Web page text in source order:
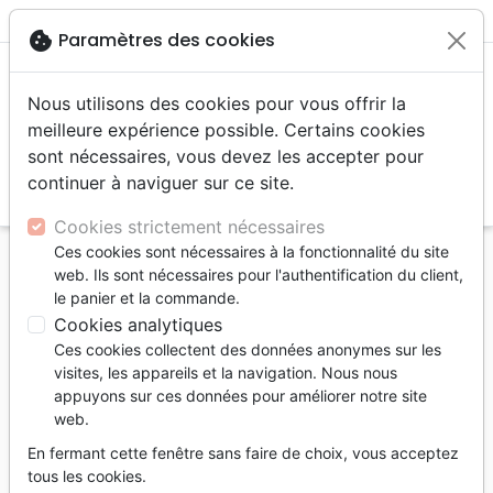
menu
Accueil Auteurs Montet Colin
Colin Montet
Liste des produits par auteur
Filtrertune
Jeunesse Bandes dessinées 6 - 9 ans
cookie Paramètres des cookies
Nous utilisons des cookies pour vous offrir la
meilleure expérience possible. Certains cookies
sont nécessaires, vous devez les accepter pour
continuer à naviguer sur ce site.
Cookies strictement nécessaires
Ces cookies sont nécessaires à la fonctionnalité du site
web. Ils sont nécessaires pour l'authentification du client,
le panier et la commande.
Cookies analytiques
Ces cookies collectent des données anonymes sur les
visites, les appareils et la navigation. Nous nous
appuyons sur ces données pour améliorer notre site
web.
En fermant cette fenêtre sans faire de choix, vous acceptez
tous les cookies.